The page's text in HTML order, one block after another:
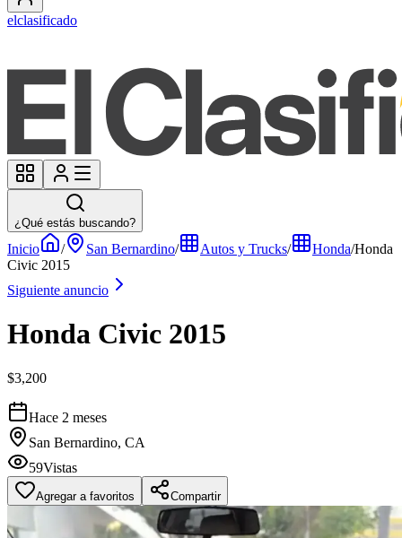
elclasificado
¿Qué estás buscando?
Inicio / San Bernardino/ Autos y Trucks/ Honda/Honda
Civic 2015
Siguiente anuncio
Honda Civic 2015
$3,200
Hace 2 meses
San Bernardino, CA
59Vistas
Agregar a favoritos Compartir